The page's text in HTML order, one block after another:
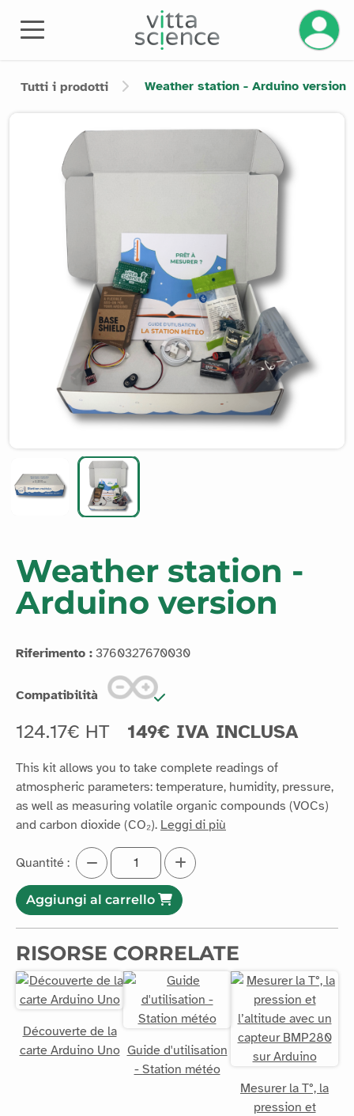
Tutti i prodotti Weather station - Arduino version
Weather station -
Arduino version
Riferimento : 3760327670030
Compatibilità
124.17€ HT 149€ IVA INCLUSA
This kit allows you to take complete readings of
atmospheric parameters: temperature, humidity, pressure,
as well as measuring volatile organic compounds (VOCs)
and carbon dioxide (CO₂). Leggi di più
Quantité :
Aggiungi al carrello
RISORSE CORRELATE
Découverte de la
carte Arduino Uno Guide d'utilisation
- Station météo
Mesurer la T°, la
pression et